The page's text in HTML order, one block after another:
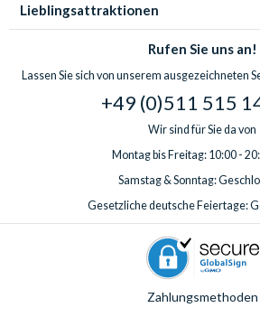
Lieblingsattraktionen
Rufen Sie uns an!
Lassen Sie sich von unserem ausgezeichneten
+49 (0)511 515
Wir sind für Sie da von
Montag bis Freitag: 10:00 -
Samstag & Sonntag:
Gesetzliche deutsche Feiertage:
Zahlungsmethoden